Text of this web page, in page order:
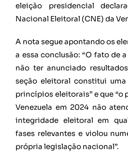
eleição presidencial
Nacional Eleitoral (CNE) da
A nota segue apontando os
a essa conclusão: “O fato de
não ter anunciado
seção eleitoral constitui
princípios eleitorais” e que “o
Venezuela em 2024 não
integridade eleitoral em
fases relevantes e violou
própria legislação nacional”.